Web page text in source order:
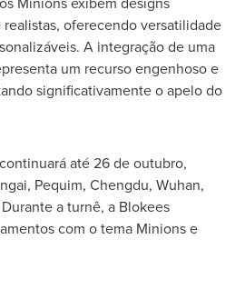
oferecendo versatilidade
A integração de uma
um recurso engenhoso e
significativamente o apelo do
até 26 de outubro,
Pequim, Chengdu, Wuhan,
a turnê, a Blokees
com o tema Minions e